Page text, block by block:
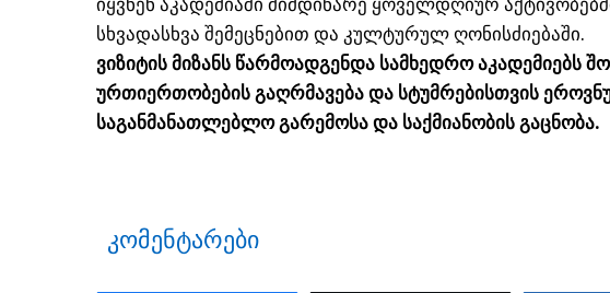
სხვადასხვა შემეცნებით და კულტურულ ღონისძიებაში.
ვიზიტის მიზანს წარმოადგენდა სამხედრო აკადემიებს
ურთიერთობების გაღრმავება და სტუმრებისთვის
საგანმანათლებლო გარემოსა და საქმიანობის გაცნობა.
კომენტარები